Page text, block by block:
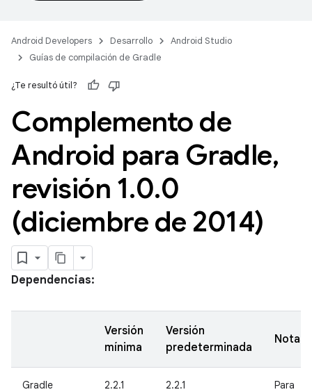
Android Developers Desarrollo
Android Studio
Guías de compilación de Gradle
¿Te resultó útil?
Complemento de
Android para Gradle,
revisión 1.0.0
(diciembre de 2014)
Dependencias:
Versión
mínima
Versión
predeterminada
Notas
Gradle 2.2.1 2.2.1
Para